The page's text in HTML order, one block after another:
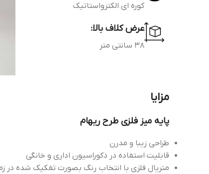
کوره ای الکترواستاتیک
عرض کلاف بالا:
38 سانتی متر
مزایا
پایه میز فلزی طرح ریهام
طراحی زیبا و مدرن
قابلیت استفاده در دکوراسیون اداری و خانگی
متریال فلزی با انتخاب رنگ بصورت تفکیک شده در